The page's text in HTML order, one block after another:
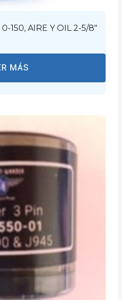
150, AIRE Y OIL 2-5/8″
MÁS